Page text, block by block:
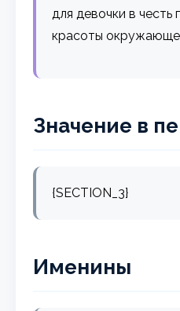
для девочки в
красоты
Значение в
{SECTION_3}
Именины